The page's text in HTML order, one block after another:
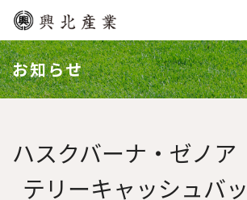
お知らせ
ハスクバーナ・ゼノ
テリーキャッシュバ